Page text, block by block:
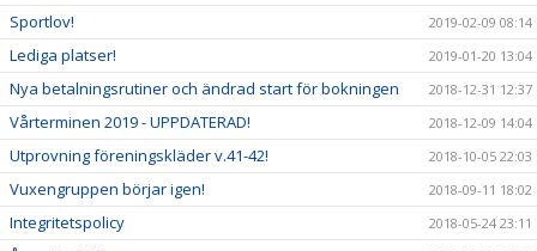
Sportlov! 2019-02-09 08:14
Lediga platser! 2019-01-20 13:04
Nya betalningsrutiner och ändrad start för bokningen 2018-12-31 12:37
Vårterminen 2019 - UPPDATERAD! 2018-12-09 14:04
Utprovning föreningskläder v.41-42! 2018-10-05 22:03
Vuxengruppen börjar igen! 2018-09-11 18:02
Integritetspolicy 2018-05-24 23:11